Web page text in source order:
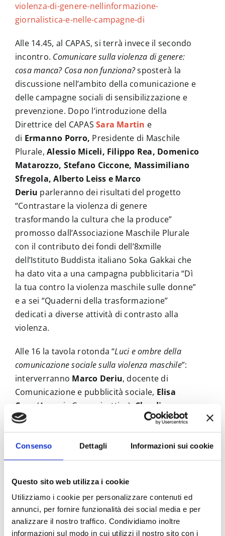
Consenso Dettagli Informazioni sui cookie
Questo sito web utilizza i cookie
Utilizziamo i cookie per personalizzare contenuti ed
annunci, per fornire funzionalità dei social media e per
analizzare il nostro traffico. Condividiamo inoltre
informazioni sul modo in cui utilizzi il nostro sito con i
violenza-di-genere-nellinformazione-
giornalistica-e-nelle-campagne-di
Alle 14.45, al CAPAS, si terrà invece il secondo
incontro. Comunicare sulla violenza di genere:
cosa manca? Cosa non funziona?sposterà la
discussione nell’ambito della comunicazione e
delle campagne sociali di sensibilizzazione e
prevenzione. Dopo l’introduzione della
Direttrice del CAPASSara Martin e
di Ermanno Porro, Presidente di Maschile
Plurale,Alessio Miceli, Filippo Rea, Domenico
Matarozzo, Stefano Ciccone, Massimiliano
Sfregola, Alberto Leiss e Marco
Deriu parleranno dei risultati del progetto
“Contrastare la violenza di genere
trasformando la cultura che la produce”
promosso dall’Associazione Maschile Plurale
con il contributo dei fondi dell’8xmille
dell’Istituto Buddista italiano Soka Gakkai che
ha dato vita a una campagna pubblicitaria “Dì
la tua contro la violenza maschile sulle donne”
e a sei “Quaderni della trasformazione”
dedicati a diverse attività di contrasto alla
violenza.
Alle 16 la tavola rotonda “Luci e ombre della
comunicazione sociale sulla violenza maschile”:
interverranno Marco Deriu, docente di
Comunicazione e pubblicità sociale, Elisa
Coco (Agenzia Comunicattive), Claudio
Nader
Stefano
Zanzucchi eAlvaro Gafaro(Maschi che si
immischiano
Francesca Dragotto(Università
di Roma Tor Vergata),Roberta Lisi(Collettiva-
La “due-giorni” di riflessione si concluderà alle
18.30 al Cinema d’Azeglio con la proiezione del
film “Nel cerchio degli uomini” diPaola